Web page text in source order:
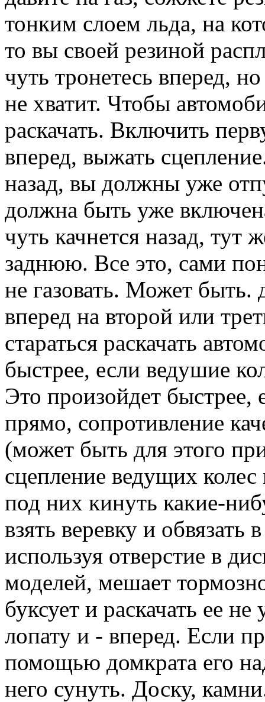
тонким слоем льда, на
то вы своей резиной
чуть тронетесь вперед,
не хватит. Чтобы
раскачать. Включить
вперед, выжать
назад, вы должны уже
должна быть уже
чуть качнется назад, тут
заднюю. Все это, сами
не газовать. Может быть.
вперед на второй или
стараться раскачать
быстрее, если ведушие
Это произойдет быстрее,
прямо, сопротивление
(может быть для этого
сцепление ведущих
под них кинуть какие-
взять веревку и
используя отверстие в
моделей, мешает
буксует и раскачать ее не
лопату и - вперед. Если
помощью домкрата его
него сунуть. Доску,